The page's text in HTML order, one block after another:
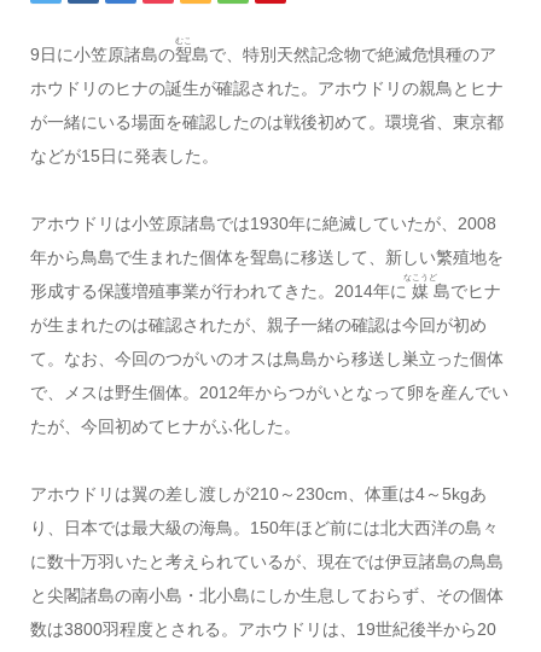
9日に小笠原諸島の聟
むこ
島で、特別天然記念物で絶滅危惧種のア
ホウドリのヒナの誕生が確認された。アホウドリの親鳥とヒナ
が一緒にいる場面を確認したのは戦後初めて。環境省、東京都
などが15日に発表した。
アホウドリは小笠原諸島では1930年に絶滅していたが、2008
年から鳥島で生まれた個体を聟島に移送して、新しい繁殖地を
形成する保護増殖事業が行われてきた。2014年に 媒
なこうど
島でヒナ
が生まれたのは確認されたが、親子一緒の確認は今回が初め
て。なお、今回のつがいのオスは鳥島から移送し巣立った個体
で、メスは野生個体。2012年からつがいとなって卵を産んでい
たが、今回初めてヒナがふ化した。
アホウドリは翼の差し渡しが210～230cm、体重は4～5kgあ
り、日本では最大級の海鳥。150年ほど前には北大西洋の島々
に数十万羽いたと考えられているが、現在では伊豆諸島の鳥島
と尖閣諸島の南小島・北小島にしか生息しておらず、その個体
数は3800羽程度とされる。アホウドリは、19世紀後半から20